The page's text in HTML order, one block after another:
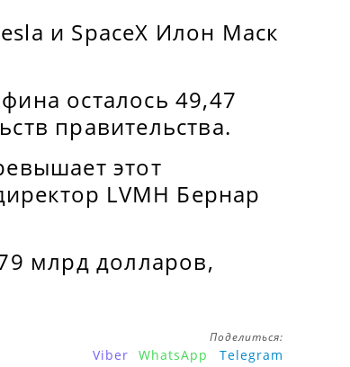
и SpaceX Илон Маск
осталось 49,47
правительства.
этот
LVMH Бернар
млрд долларов,
Поделиться:
Viber WhatsApp Telegram